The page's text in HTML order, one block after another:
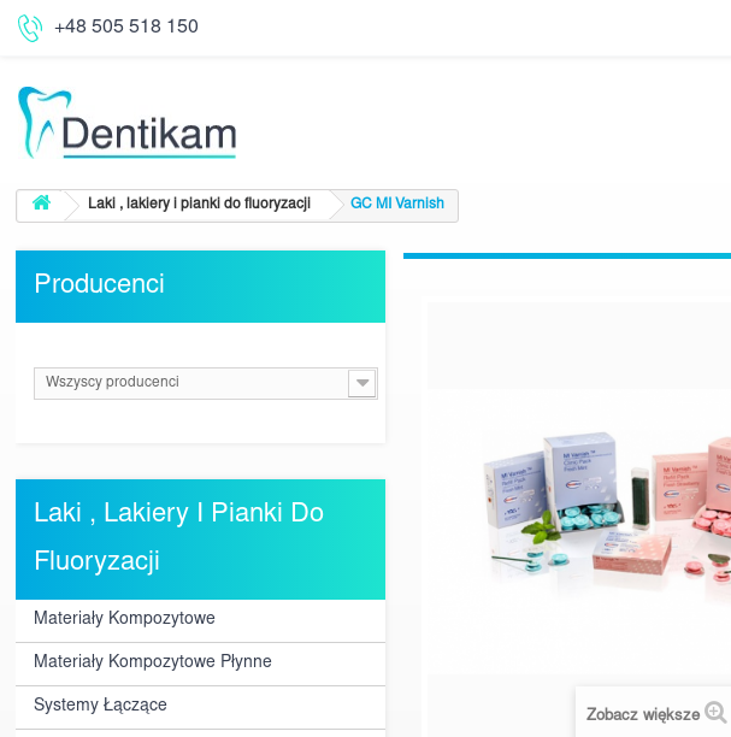
+48 505 518 150
Laki , lakiery i pianki do fluoryzacji GC MI Varnish
Producenci
Wszyscy producenci
Laki , Lakiery I Pianki Do
Fluoryzacji
Materiały Kompozytowe
Materiały Kompozytowe Płynne
Systemy Łączące
Zobacz większe